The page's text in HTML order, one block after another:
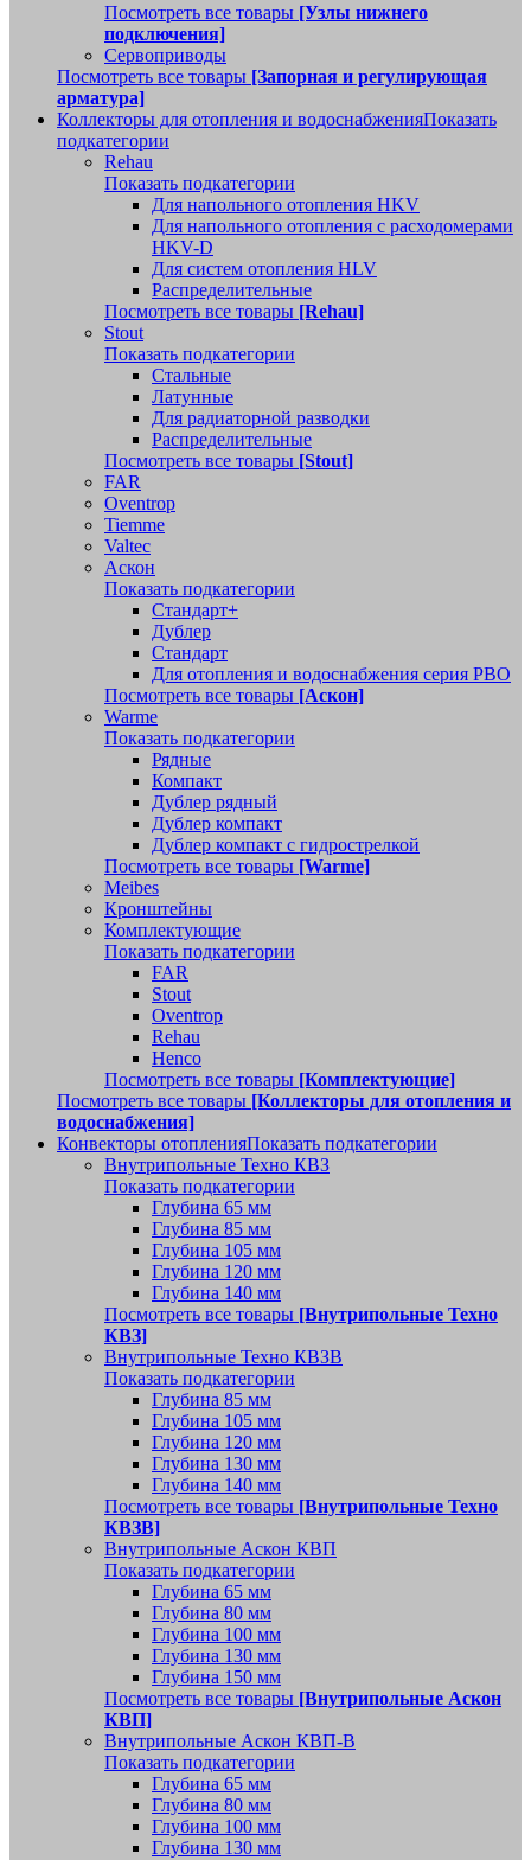
Посмотреть все товары [Узлы нижнего
подключения]
Сервоприводы
Посмотреть все товары [Запорная и регулирующая
арматура]
Коллекторы для отопления и водоснабженияПоказать
подкатегории
Rehau
Показать подкатегории
Для напольного отопления HKV
Для напольного отопления с расходомерами
HKV-D
Для систем отопления HLV
Распределительные
Посмотреть все товары [Rehau]
Stout
Показать подкатегории
Стальные
Латунные
Для радиаторной разводки
Распределительные
Посмотреть все товары [Stout]
FAR
Oventrop
Tiemme
Valtec
Аскон
Показать подкатегории
Стандарт+
Дублер
Стандарт
Для отопления и водоснабжения серия РВО
Посмотреть все товары [Аскон]
Warme
Показать подкатегории
Рядные
Компакт
Дублер рядный
Дублер компакт
Дублер компакт с гидрострелкой
Посмотреть все товары [Warme]
Meibes
Кронштейны
Комплектующие
Показать подкатегории
FAR
Stout
Oventrop
Rehau
Henco
Посмотреть все товары [Комплектующие]
Посмотреть все товары [Коллекторы для отопления и
водоснабжения]
Конвекторы отопленияПоказать подкатегории
Внутрипольные Техно КВЗ
Показать подкатегории
Глубина 65 мм
Глубина 85 мм
Глубина 105 мм
Глубина 120 мм
Глубина 140 мм
Посмотреть все товары [Внутрипольные Техно
КВЗ]
Внутрипольные Техно КВЗВ
Показать подкатегории
Глубина 85 мм
Глубина 105 мм
Глубина 120 мм
Глубина 130 мм
Глубина 140 мм
Посмотреть все товары [Внутрипольные Техно
КВЗВ]
Внутрипольные Аскон КВП
Показать подкатегории
Глубина 65 мм
Глубина 80 мм
Глубина 100 мм
Глубина 130 мм
Глубина 150 мм
Посмотреть все товары [Внутрипольные Аскон
КВП]
Внутрипольные Аскон КВП-В
Показать подкатегории
Глубина 65 мм
Глубина 80 мм
Глубина 100 мм
Глубина 130 мм